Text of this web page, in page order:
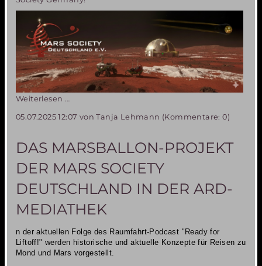
Weiterlesen …
05.07.2025 12:07 von Tanja Lehmann (Kommentare: 0)
DAS MARSBALLON-PROJEKT
DER MARS SOCIETY
DEUTSCHLAND IN DER ARD-
MEDIATHEK
n der aktuellen Folge des Raumfahrt-Podcast "Ready for
Liftoff!" werden historische und aktuelle Konzeptefür Reisen zu
Mond und Mars vorgestellt.